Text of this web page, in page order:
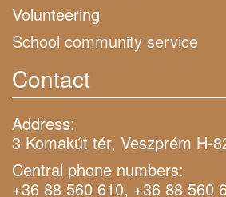
Volunteering
School community service
Contact
Address:
3 Komakút tér, Veszprém H-
Central phone numbers:
+36 88 560 610, +36 88 560